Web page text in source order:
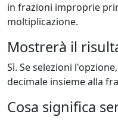
in frazioni improprie
moltiplicazione.
Mostrerà il
Sì. Se selezioni
decimale insieme alla
Cosa significa